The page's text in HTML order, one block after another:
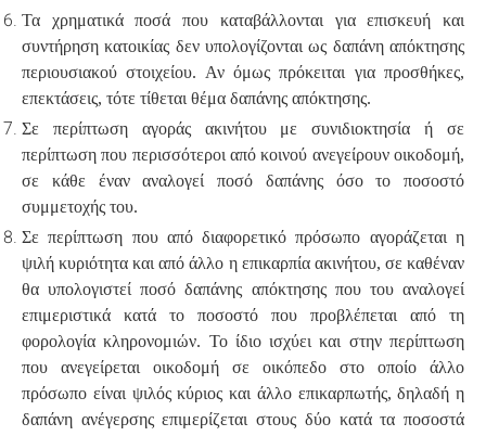
Τα χρηματικά ποσά που καταβάλλονται για επισκευή και
συντήρηση κατοικίας δεν υπολογίζονται ως δαπάνη απόκτησης
περιουσιακού στοιχείου. Αν όμως πρόκειται για προσθήκες,
επεκτάσεις, τότε τίθεται θέμα δαπάνης απόκτησης.
Σε περίπτωση αγοράς ακινήτου με συνιδιοκτησία ή σε
περίπτωση που περισσότεροι από κοινού ανεγείρουν οικοδομή,
σε κάθε έναν αναλογεί ποσό δαπάνης όσο το ποσοστό
συμμετοχής του.
Σε περίπτωση που από διαφορετικό πρόσωπο αγοράζεται η
ψιλή κυριότητα και από άλλο η επικαρπία ακινήτου, σε καθέναν
θα υπολογιστεί ποσό δαπάνης απόκτησης που του αναλογεί
επιμεριστικά κατά το ποσοστό που προβλέπεται από τη
φορολογία κληρονομιών. Το ίδιο ισχύει και στην περίπτωση
που ανεγείρεται οικοδομή σε οικόπεδο στο οποίο άλλο
πρόσωπο είναι ψιλός κύριος και άλλο επικαρπωτής, δηλαδή η
δαπάνη ανέγερσης επιμερίζεται στους δύο κατά τα ποσοστά